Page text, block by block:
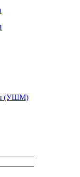
(УШМ)